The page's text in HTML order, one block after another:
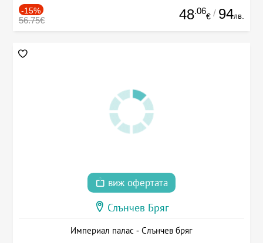
-15%
56.75€ 48.06
€ / 94лв.
виж офертата
Слънчев Бряг
Империал палас - Слънчев бряг